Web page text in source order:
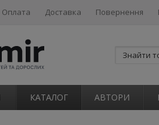
Оплата Доставка Повернення
КАТАЛОГ АВТОРИ